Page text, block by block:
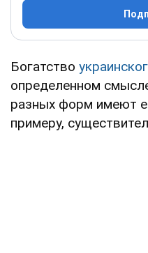
Богатство
определенном
разных форм имеют
примеру,